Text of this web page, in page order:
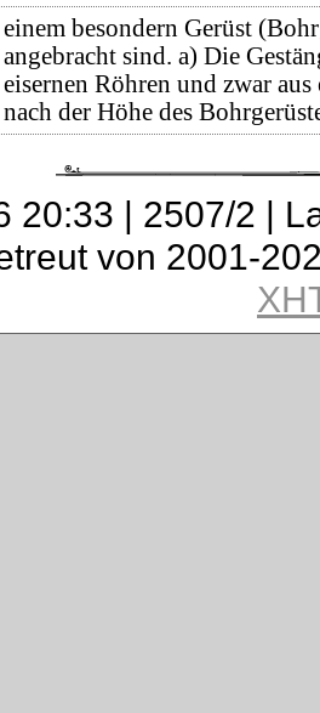
einem besondern Gerüst
angebracht sind. a) Die
eisernen Röhren und zwar
nach der Höhe des
20:33 | 2507/2 |
von 2001-